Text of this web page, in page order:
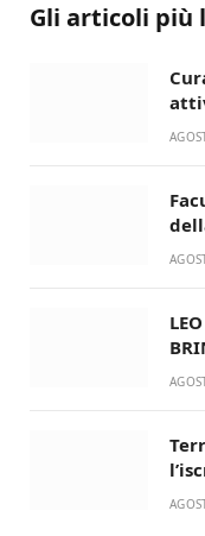
Gli articoli più